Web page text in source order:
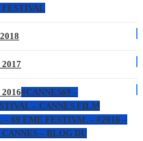
2017
#CANNES69 –
– CANNES FILM
– 69 EME FESTIVAL – #2016 –
– BLOG DU